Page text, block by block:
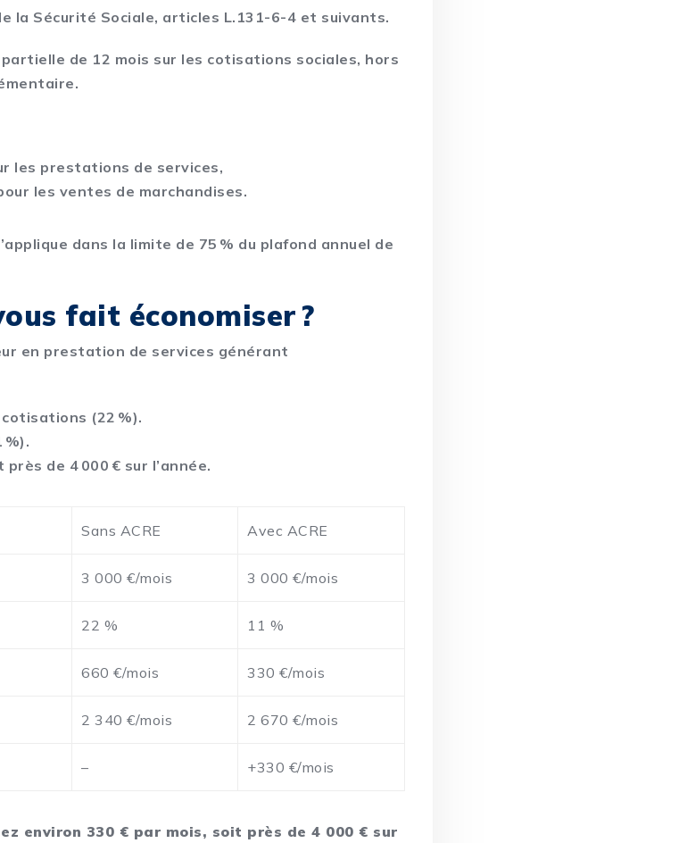
de la Sécurité Sociale, articles L.131-6-4 et suivants.
de 12 mois sur les cotisations sociales, hors
les prestations de services,
les ventes de marchandises.
dans la limite de 75 % du plafond annuel de
fait économiser ?
en prestation de services générant
cotisations (22 %).
%).
de 4 000 € sur l’année.
Sans ACRE Avec ACRE
3 000 €/mois 3 000 €/mois
22 % 11 %
660 €/mois 330 €/mois
2 340 €/mois 2 670 €/mois
– +330 €/mois
environ 330 € par mois, soit près de 4 000 € sur